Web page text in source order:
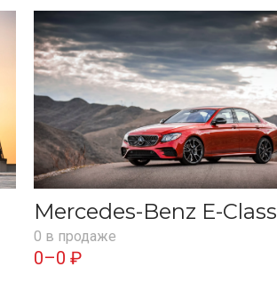
Mercedes-Benz E-Class
0 в продаже
0–0 ₽